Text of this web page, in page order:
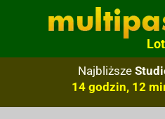
Najbliższe
14 godzin, 12